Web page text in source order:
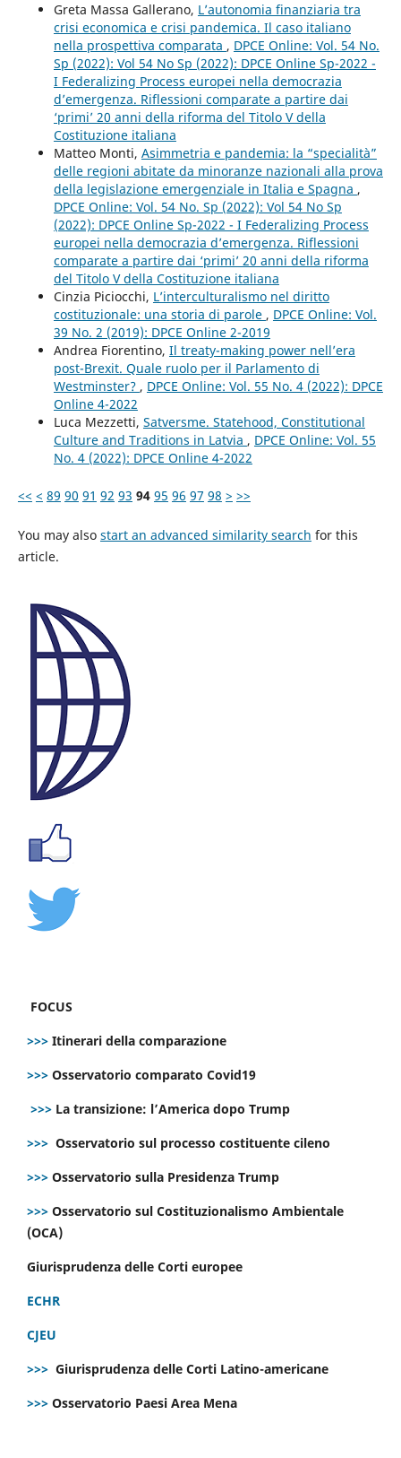
Greta Massa Gallerano, L’autonomia finanziaria tra
crisi economica e crisi pandemica. Il caso italiano
nella prospettiva comparata , DPCE Online: Vol. 54 No.
Sp (2022): Vol 54 No Sp (2022): DPCE Online Sp-2022 -
I Federalizing Process europei nella democrazia
d’emergenza. Riflessioni comparate a partire dai
‘primi’ 20 anni della riforma del Titolo V della
Costituzione italiana
Matteo Monti, Asimmetria e pandemia: la “specialità”
delle regioni abitate da minoranze nazionali alla prova
della legislazione emergenziale in Italia e Spagna ,
DPCE Online: Vol. 54 No. Sp (2022): Vol 54 No Sp
(2022): DPCE Online Sp-2022 - I Federalizing Process
europei nella democrazia d’emergenza. Riflessioni
comparate a partire dai ‘primi’ 20 anni della riforma
del Titolo V della Costituzione italiana
Cinzia Piciocchi, L’interculturalismo nel diritto
costituzionale: una storia di parole , DPCE Online: Vol.
39 No. 2 (2019): DPCE Online 2-2019
Andrea Fiorentino, Il treaty-making power nell’era
post-Brexit. Quale ruolo per il Parlamento di
Westminster? , DPCE Online: Vol. 55 No. 4 (2022): DPCE
Online 4-2022
Luca Mezzetti, Satversme. Statehood, Constitutional
Culture and Traditions in Latvia , DPCE Online: Vol. 55
No. 4 (2022): DPCE Online 4-2022
<< < 89 90 91 92 93 94 95 96 97 98 > >>
You may also start an advanced similarity search for this
article.
FOCUS
>>> Itinerari della comparazione
>>> Osservatorio comparato Covid19
>>> La transizione: l’America dopo Trump
>>> Osservatorio sul processo costituente cileno
>>> Osservatorio sulla Presidenza Trump
>>> Osservatorio sul Costituzionalismo Ambientale
(OCA)
Giurisprudenza delle Corti europee
ECHR
CJEU
>>> Giurisprudenza delle Corti Latino-americane
>>> Osservatorio Paesi Area Mena